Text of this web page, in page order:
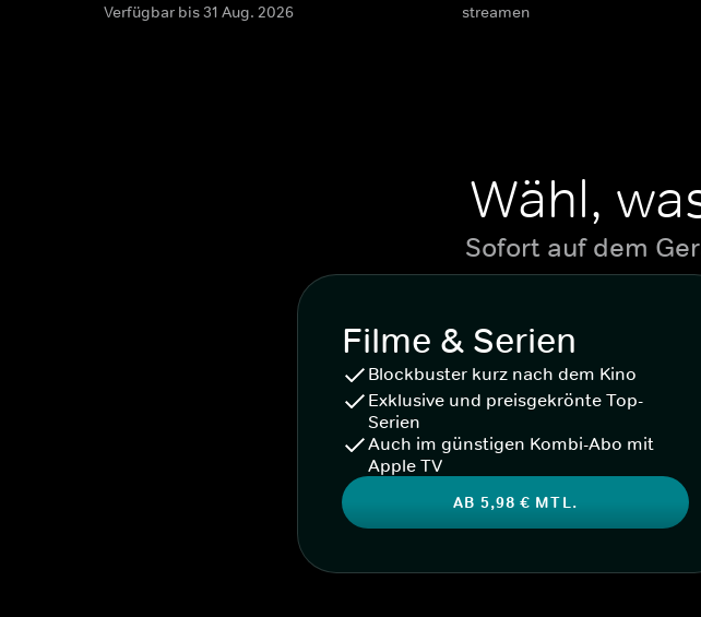
Verfügbar bis 31 Aug. 2026 streamen
Wähl,
Sofort auf dem
Filme & Serien
Blockbuster kurz nach dem Kino
Exklusive und preisgekrönte Top-
Serien
Auch im günstigen Kombi-Abo mit
Apple TV
AB 5,98 € MTL.